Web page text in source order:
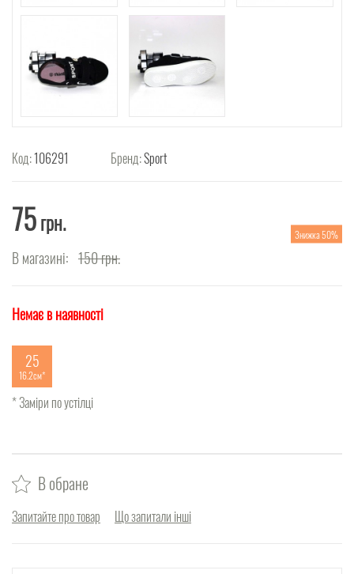
Код:106291 Бренд:Sport
75грн.
В магазині: 150грн.
Знижка 50%
Немає в наявності
25
16.2см
* Заміри по устілці
В обране
Запитайте про товар Що запитали інші